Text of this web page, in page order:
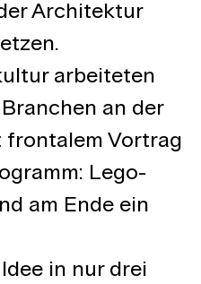
Architektur
arbeiteten
an der
frontalem Vortrag
Lego-
am Ende ein
in nur drei